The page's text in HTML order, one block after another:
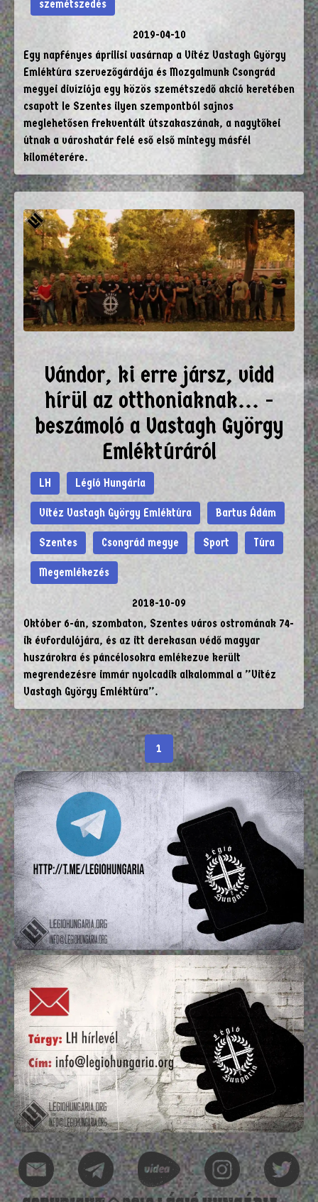
szemétszedés
2019-04-10
Egy napfényes áprilisi vasárnap a Vitéz Vastagh György
Emléktúra szervezőgárdája és Mozgalmunk Csongrád
megyei divíziója egy közös szemétszedő akció keretében
csapott le Szentes ilyen szempontból sajnos
meglehetősen frekventált útszakaszának, a nagytőkei
útnak a városhatár felé eső első mintegy másfél
kilométerére.
Vándor, ki erre jársz, vidd
hírül az otthoniaknak... -
beszámoló a Vastagh György
Emléktúráról
LH Légió Hungária
Vitéz Vastagh György Emléktúra Bartus Ádám
Szentes Csongrád megye Sport Túra
Megemlékezés
2018-10-09
Október 6-án, szombaton, Szentes város ostromának 74-
ik évfordulójára, és az itt derekasan védő magyar
huszárokra és páncélosokra emlékezve került
megrendezésre immár nyolcadik alkalommal a ”Vitéz
Vastagh György Emléktúra”.
1